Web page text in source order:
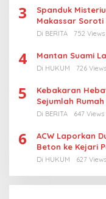
3
Spanduk
Makassar Soroti
Di BERITA 752 Views
4 Mantan Suami
Di HUKUM 726 Views
5
Kebakaran
Sejumlah
Diselidiki
Di BERITA 647 Views
6
ACW Laporkan
Beton ke Kejari
Di HUKUM 627 Views